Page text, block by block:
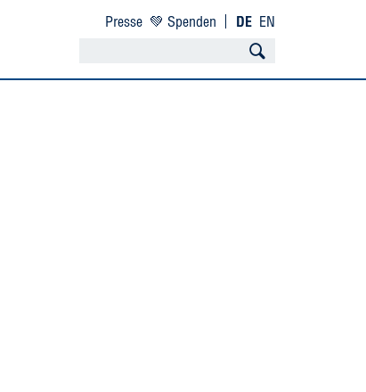
Presse 💚 Spenden DE EN